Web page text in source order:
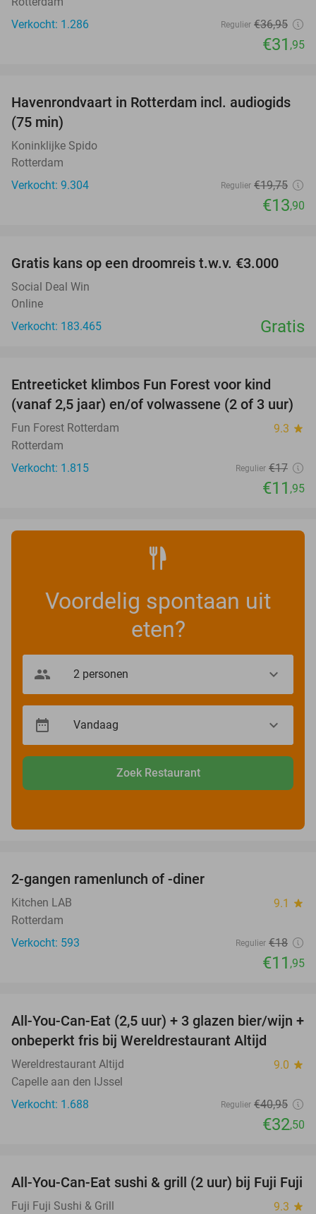
Verkocht: 1.286
Regulier €36,95
€31 ,95
30%
Havenrondvaart in Rotterdam incl. audiogids
(75 min)
Koninklijke Spido
Rotterdam
Verkocht: 9.304
Regulier €19,75
€13,90
Gratis kans op een droomreis t.w.v. €3.000
Social Deal Win
Online
Verkocht: 183.465
Gratis
Entreeticket klimbos Fun Forest voor kind
(vanaf 2,5 jaar) en/of volwassene (2 of 3 uur)
Fun Forest Rotterdam 9.3 star
Rotterdam
Verkocht: 1.815
Regulier €17
€11 ,95
Voordelig spontaan uit
eten?
Zoek Restaurant
2-gangen ramenlunch of -diner
Kitchen LAB 9.1 star
Rotterdam
Verkocht: 593
Regulier €18
€11 ,95
21%
All-You-Can-Eat (2,5 uur) + 3 glazen bier/wijn +
onbeperkt fris bij Wereldrestaurant Altijd
Wereldrestaurant Altijd 9.0 star
Capelle aan den IJssel
Verkocht: 1.688
Regulier €40,95
€32,50
21%
All-You-Can-Eat sushi & grill (2 uur) bij Fuji Fuji
Fuji Fuji Sushi & Grill 9.3 star